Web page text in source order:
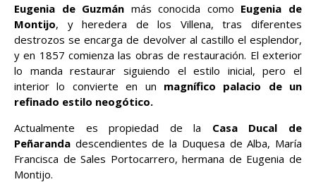
Eugenia de Guzmán más conocida como Eugenia de
Montijo, y heredera de los Villena, tras diferentes
destrozos se encarga de devolver al castillo el esplendor,
y en 1857 comienza las obras de restauración. El exterior
lo manda restaurar siguiendo el estilo inicial, pero el
interior lo convierte en un magnífico palacio de un
refinado estilo neogótico.
Actualmente es propiedad de la Casa Ducal de
Peñaranda descendientes de la Duquesa de Alba, María
Francisca de Sales Portocarrero, hermana de Eugenia de
Montijo.